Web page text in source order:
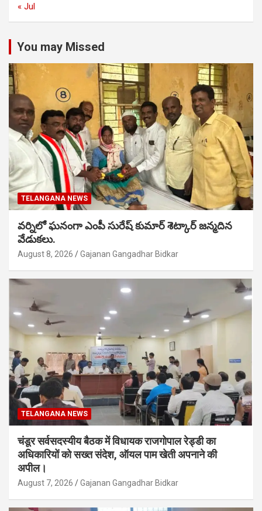
« Jul
You may Missed
TELANGANA NEWS
వర్నిలో ఘనంగా ఎంపీ సురేష్ కుమార్ శెట్కార్ జన్మదిన
వేడుకలు.
August 8, 2026 Gajanan Gangadhar Bidkar
TELANGANA NEWS
चंडूर सर्वसदस्यीय बैठक में विधायक राजगोपाल रेड्डी का
अधिकारियों को सख्त संदेश, ऑयल पाम खेती अपनाने की
अपील।
August 7, 2026 Gajanan Gangadhar Bidkar